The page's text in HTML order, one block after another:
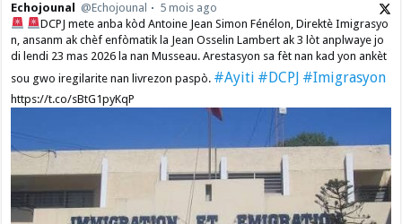
Echojounal @Echojounal
5 mois ago
DCPJ mete anba kòd Antoine Jean Simon Fénélon, Direktè Imigrasyo
n, ansanm ak chèf enfòmatik la Jean Osselin Lambert ak 3 lòt anplwaye jo
di lendi 23 mas 2026 la nan Musseau. Arestasyon sa fèt nan kad yon ankèt
sou gwo iregilarite nan livrezon paspò. #Ayiti #DCPJ #Imigrasyon
https://t.co/sBtG1pyKqP